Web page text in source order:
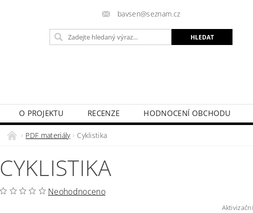
bavsen@seznam.cz
O PROJEKTU RECENZE HODNOCENÍ OBCHODU
PDF materiály Cyklistika
CYKLISTIKA
Neohodnoceno